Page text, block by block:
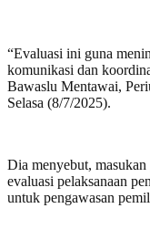
“Evaluasi ini guna
komunikasi dan
Bawaslu Mentawai,
Selasa (8/7/2025).
Dia menyebut,
evaluasi pelaksanaan
untuk pengawasan